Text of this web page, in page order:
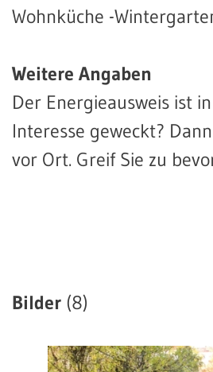
Wohnküche -
Weitere Angaben
Der Energieausweis ist
Interesse geweckt?
vor Ort. Greif Sie zu
Bilder (8)